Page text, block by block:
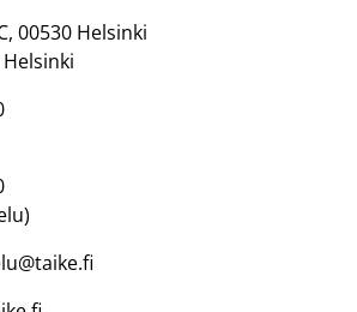
00530 Helsinki
Helsinki